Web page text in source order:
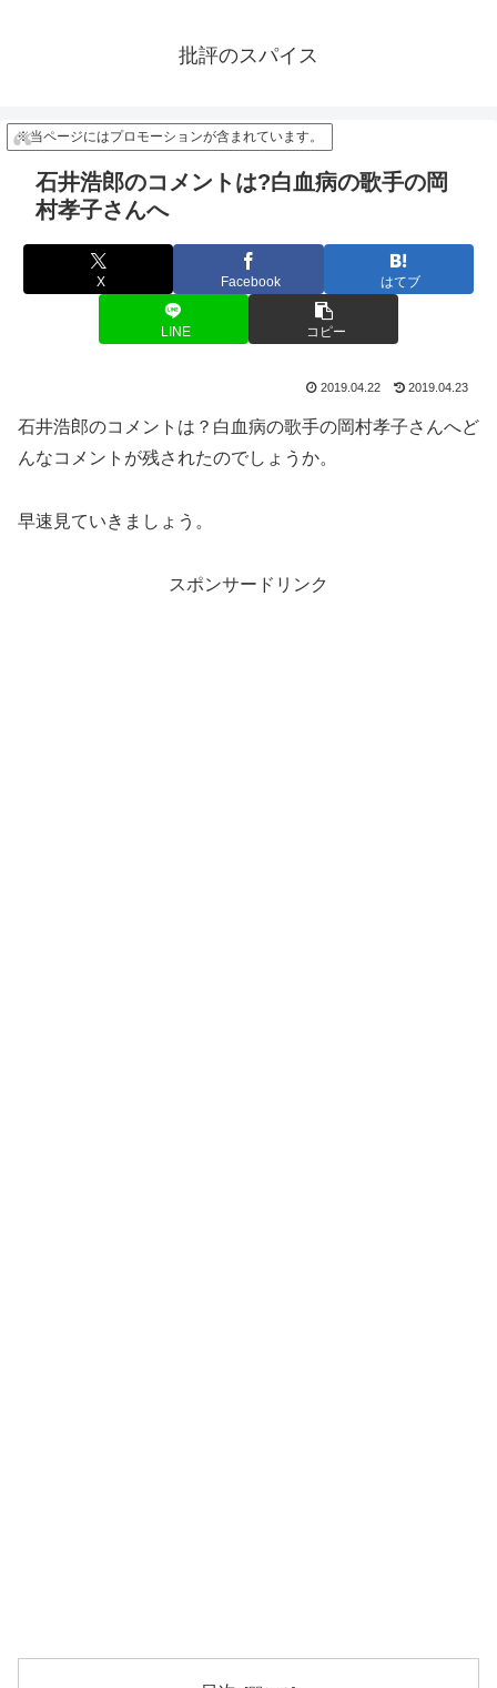
批評のスパイス
※当ページにはプロモーションが含まれています。
石井浩郎のコメントは?白血病の歌手の岡
村孝子さんへ
X Facebook はてブ
LINE コピー
2019.04.22 2019.04.23
石井浩郎のコメントは？白血病の歌手の岡村孝子さんへど
んなコメントが残されたのでしょうか。
早速見ていきましょう。
スポンサードリンク